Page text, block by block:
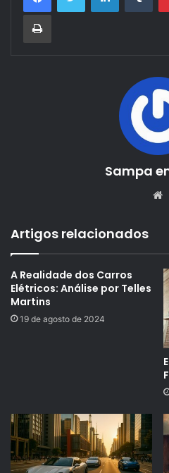
Imprimir
Sampa
Artigos relacionados
A Realidade dos Carros
Elétricos: Análise por Telles
Martins
19 de agosto de 2024